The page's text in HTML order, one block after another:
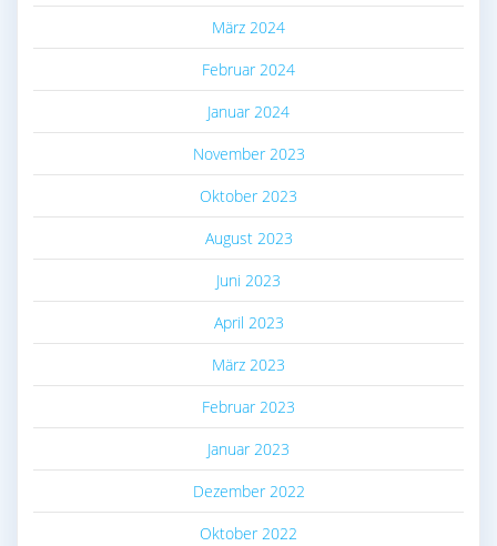
März 2024
Februar 2024
Januar 2024
November 2023
Oktober 2023
August 2023
Juni 2023
April 2023
März 2023
Februar 2023
Januar 2023
Dezember 2022
Oktober 2022